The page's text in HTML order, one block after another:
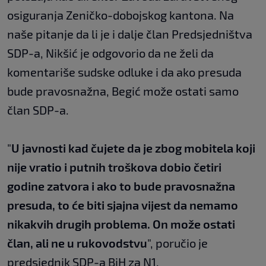
osiguranja Zeničko-dobojskog kantona. Na
naše pitanje da li je i dalje član Predsjedništva
SDP-a, Nikšić je odgovorio da ne želi da
komentariše sudske odluke i da ako presuda
bude pravosnažna, Begić može ostati samo
član SDP-a.
"U javnosti kad čujete da je zbog mobitela koji
nije vratio i putnih troškova dobio četiri
godine zatvora i ako to bude pravosnažna
presuda, to će biti sjajna vijest da nemamo
nikakvih drugih problema. On može ostati
član, ali ne u rukovodstvu", poručio je
predsjednik SDP-a BiH za N1.